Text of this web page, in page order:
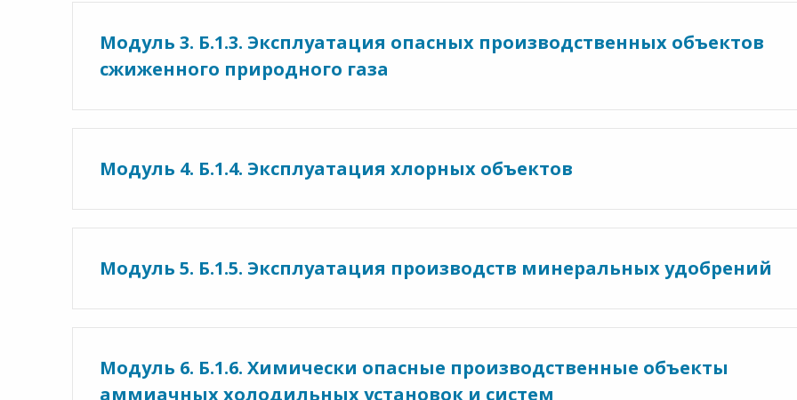
Модуль 3. Б.1.3. Эксплуатация опасных производственных объектов
сжиженного природного газа
Модуль 4. Б.1.4. Эксплуатация хлорных объектов
Модуль 5. Б.1.5. Эксплуатация производств минеральных удобрений
Модуль 6. Б.1.6. Химически опасные производственные объекты
аммиачных холодильных установок и систем